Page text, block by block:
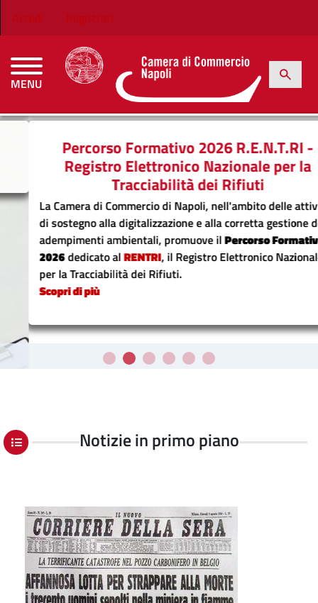
Menu profilo utente
Accedi Registrati
MENU
CAMERE DI COMMERCIO D'ITALIA
Cerca
h
Percorso Formativo 2026 R.E.N.T.RI -
Registro Elettronico Nazionale per la
Tracciabilità dei Rifiuti
La Camera di Commercio di Napoli, nell'ambito delle attività
di sostegno alla digitalizzazione e alla corretta gestione degli
adempimenti ambientali, promuove ilPercorso Formativo
dedicato alRENTRI, il Registro Elettronico Nazionale
per la Tracciabilità dei Rifiuti.
Scopri di più
Previous
Notizie in primo piano